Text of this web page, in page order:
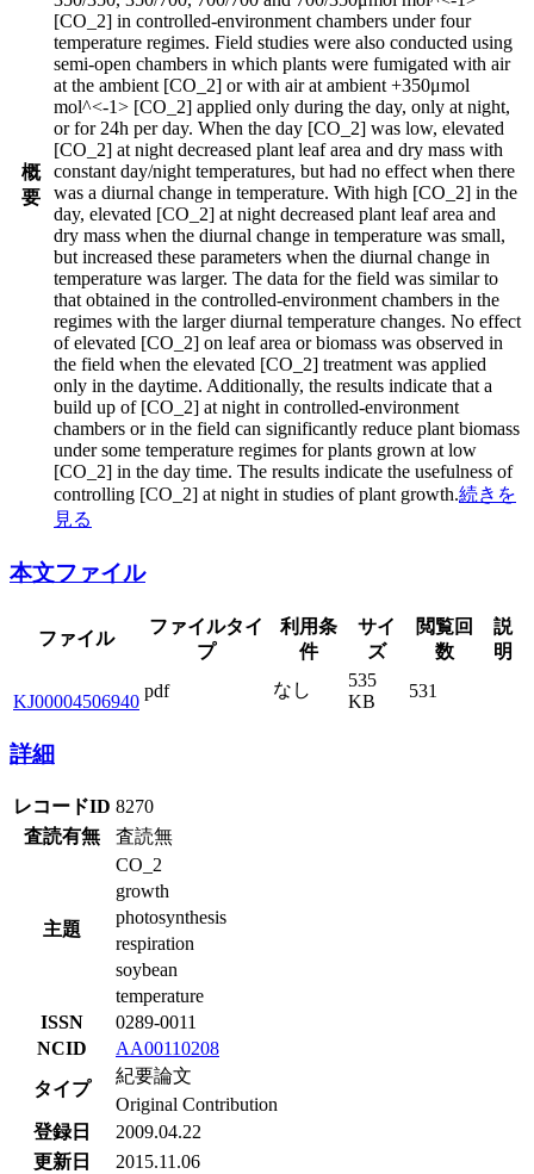
概
要
[CO_2] in controlled-environment chambers under four
temperature regimes. Field studies were also conducted using
semi-open chambers in which plants were fumigated with air
at the ambient [CO_2] or with air at ambient +350μmol
mol^<-1> [CO_2] applied only during the day, only at night,
or for 24h per day. When the day [CO_2] was low, elevated
[CO_2] at night decreased plant leaf area and dry mass with
constant day/night temperatures, but had no effect when there
was a diurnal change in temperature. With high [CO_2] in the
day, elevated [CO_2] at night decreased plant leaf area and
dry mass when the diurnal change in temperature was small,
but increased these parameters when the diurnal change in
temperature was larger. The data for the field was similar to
that obtained in the controlled-environment chambers in the
regimes with the larger diurnal temperature changes. No effect
of elevated [CO_2] on leaf area or biomass was observed in
the field when the elevated [CO_2] treatment was applied
only in the daytime. Additionally, the results indicate that a
build up of [CO_2] at night in controlled-environment
chambers or in the field can significantly reduce plant biomass
under some temperature regimes for plants grown at low
[CO_2] in the day time. The results indicate the usefulness of
controlling [CO_2] at night in studies of plant growth.続きを
見る
本文ファイル
ファイル
ファイルタイ
プ
利用条
件
サイ
ズ
閲覧回
数
説
明
KJ00004506940
pdf なし
535
KB
531
詳細
レコードID 8270
査読有無
査読無
主題
CO_2
growth
photosynthesis
respiration
soybean
temperature
ISSN
0289-0011
NCID
AA00110208
タイプ
紀要論文
Original Contribution
登録日
2009.04.22
更新日
2015.11.06